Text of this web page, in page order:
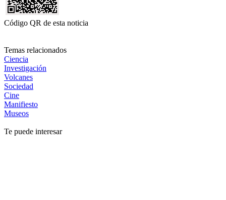
Código QR de esta noticia
Temas relacionados
Ciencia
Investigación
Volcanes
Sociedad
Cine
Manifiesto
Museos
Te puede interesar